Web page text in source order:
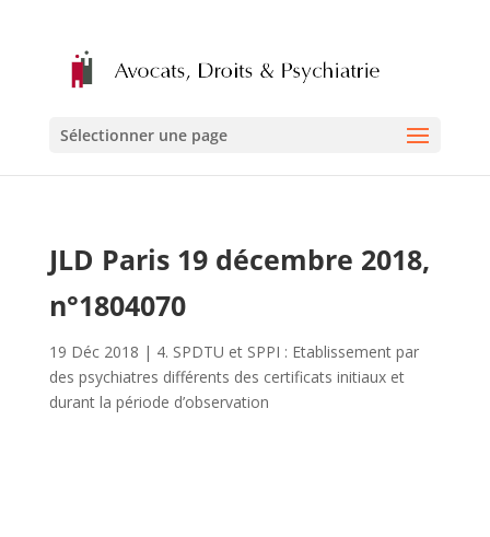
Sélectionner une page
JLD Paris 19 décembre 2018,
n°1804070
19 Déc 2018 | 4. SPDTU et SPPI : Etablissement par
des psychiatres différents des certificats initiaux et
durant la période d’observation